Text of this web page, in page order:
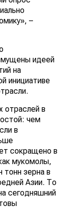
–
идеей
на
инициативе
отраслей в
чем
в
сокращено в
мукомолы,
тонн зерна в
Азии. То
сегодняшний